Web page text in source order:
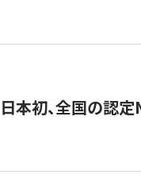
日本初、全国の認